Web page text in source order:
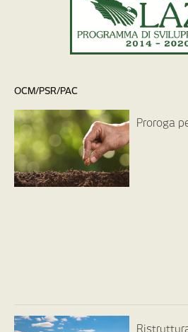
OCM/PSR/PAC
Proroga